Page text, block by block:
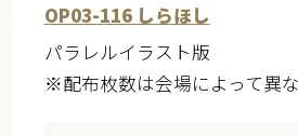
OP03-116 しらほし
パラレルイラスト版
※配布枚数は会場によって異な